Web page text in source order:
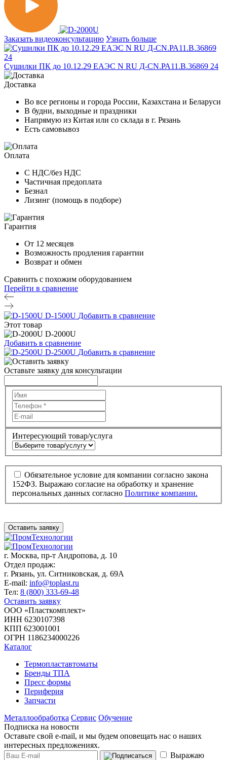
Заказать видеоконсультацию Узнать больше
Сушилки ПК до 10.12.29 ЕАЭС N RU Д-CN.РА11.В.36869 24
Доставка
Во все регионы и города России, Казахстана и Беларуси
В будни, выходные и праздники
Напрямую из Китая или со склада в г. Рязань
Есть самовывоз
Оплата
С НДС/без НДС
Частичная предоплата
Безнал
Лизинг (помощь в подборе)
Гарантия
От 12 месяцев
Возможность продления гарантии
Возврат и обмен
Сравнить с похожим оборудованием
Перейти в сравнение
D-1500U Добавить в сравнение
Этот товар
D-2000U
Добавить в сравнение
D-2500U Добавить в сравнение
Оставьте заявку для консультации
Интересующий товар/услуга
Обязательное условие для компании согласно закона
152ФЗ. Выражаю согласие на обработку и хранение
персональных данных согласно Политике компании.
Оставить заявку
г. Москва, пр-т Андропова, д. 10
Отдел продаж:
г. Рязань, ул. Ситниковская, д. 69А
E-mail: info@toplast.ru
Тел: 8 (800) 333-69-48
Оставить заявку
ООО «Пласткомплект»
ИНН 6230107398
КПП 623001001
ОГРН 1186234000226
Каталог
Термопластавтоматы
Бренды ТПА
Пресс формы
Периферия
Запчасти
Металлообработка Сервис Обучение
Подписка на новости
Оставьте свой e-mail, и мы будем оповещать нас о наших
интересных предложениях.
Выражаю